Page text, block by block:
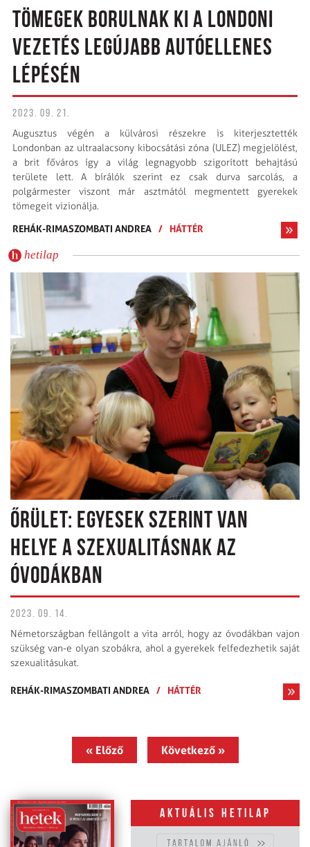
TÖMEGEK BORULNAK KI A LONDONI
VEZETÉS LEGÚJABB AUTÓELLENES
LÉPÉSÉN
2023. 09. 21.
Augusztus végén a külvárosi részekre is kiterjesztették
Londonban az ultraalacsony kibocsátási zóna (ULEZ) megjelölést,
a brit főváros így a világ legnagyobb szigorított behajtású
területe lett. A bírálók szerint ez csak durva sarcolás, a
polgármester viszont már asztmától megmentett gyerekek
tömegeit vizionálja.
REHÁK-RIMASZOMBATI ANDREA / HÁTTÉR
hetilap
ŐRÜLET: EGYESEK SZERINT VAN
HELYE A SZEXUALITÁSNAK AZ
ÓVODÁKBAN
2023. 09. 14.
Németországban fellángolt a vita arról, hogy az óvodákban vajon
szükség van-e olyan szobákra, ahol a gyerekek felfedezhetik saját
szexualitásukat.
REHÁK-RIMASZOMBATI ANDREA / HÁTTÉR
« Előző Következő »
Aktuális hetilap